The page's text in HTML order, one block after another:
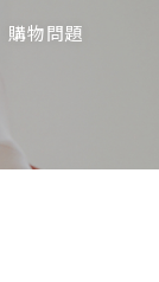
購物問題